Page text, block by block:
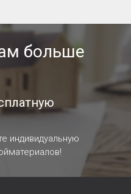
больше
индивидуальную